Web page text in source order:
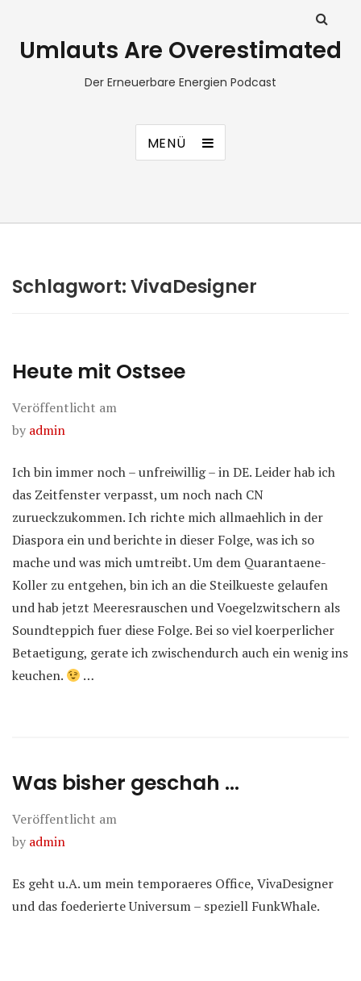
Umlauts Are Overestimated
Der Erneuerbare Energien Podcast
MENÜ
Schlagwort:VivaDesigner
Heute mit Ostsee
Veröffentlicht am
by admin
Ich bin immer noch – unfreiwillig – in DE. Leider hab ich
das Zeitfenster verpasst, um noch nach CN
zurueckzukommen. Ich richte mich allmaehlich in der
Diaspora ein und berichte in dieser Folge, was ich so
mache und was mich umtreibt. Um dem Quarantaene-
Koller zu entgehen, bin ich an die Steilkueste gelaufen
und hab jetzt Meeresrauschen und Voegelzwitschern als
Soundteppich fuer diese Folge. Bei so viel koerperlicher
Betaetigung, gerate ich zwischendurch auch ein wenig ins
keuchen.
…
Was bisher geschah …
Veröffentlicht am
by admin
Es geht u.A. um mein temporaeres Office, VivaDesigner
und das foederierte Universum – speziell FunkWhale.